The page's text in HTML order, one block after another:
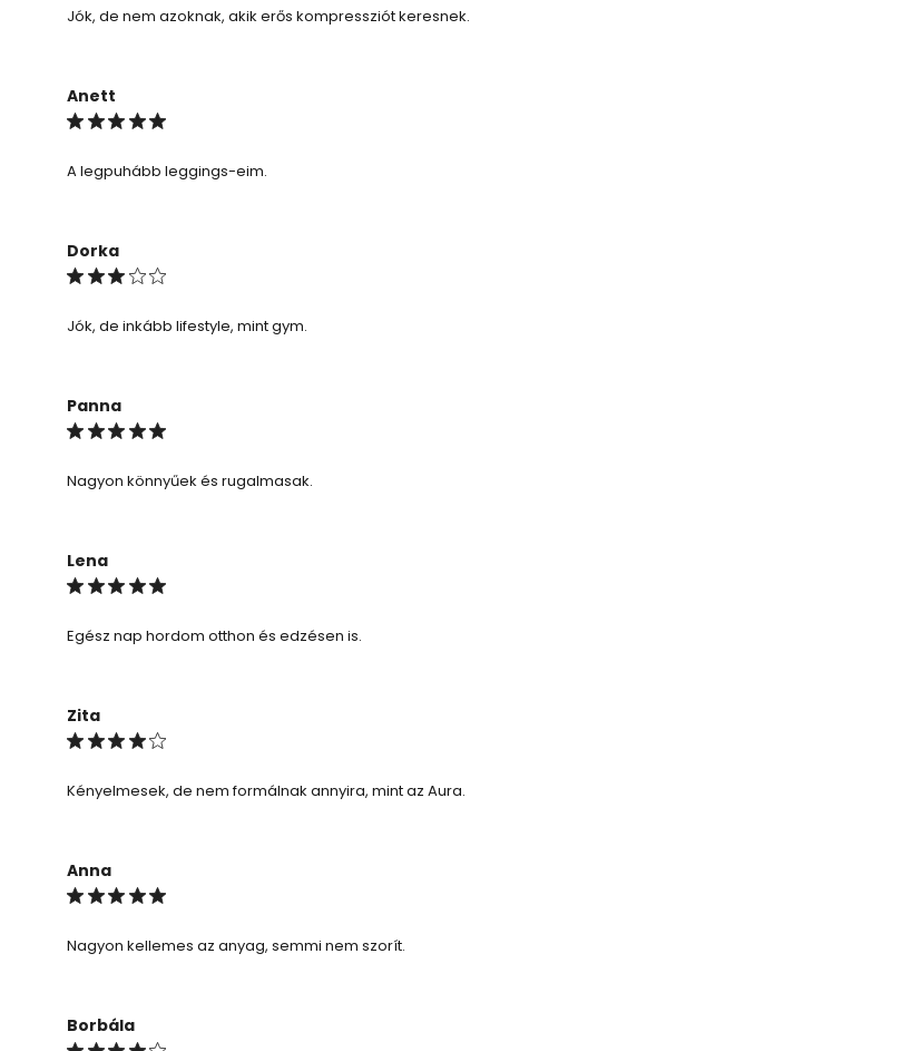
Jók, de nem azoknak, akik erős kompressziót keresnek.
Anett
A legpuhább leggings-eim.
Dorka
Jók, de inkább lifestyle, mint gym.
Panna
Nagyon könnyűek és rugalmasak.
Lena
Egész nap hordom otthon és edzésen is.
Zita
Kényelmesek, de nem formálnak annyira, mint az Aura.
Anna
Nagyon kellemes az anyag, semmi nem szorít.
Borbála